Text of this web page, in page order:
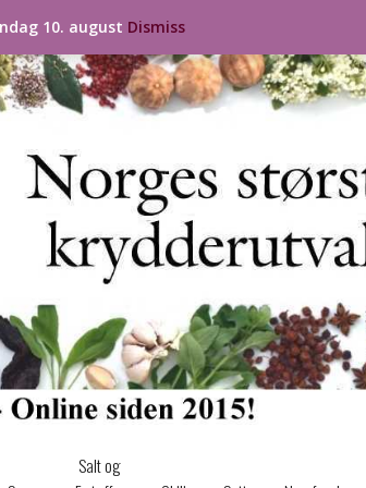
Salt og
10. august Dismiss